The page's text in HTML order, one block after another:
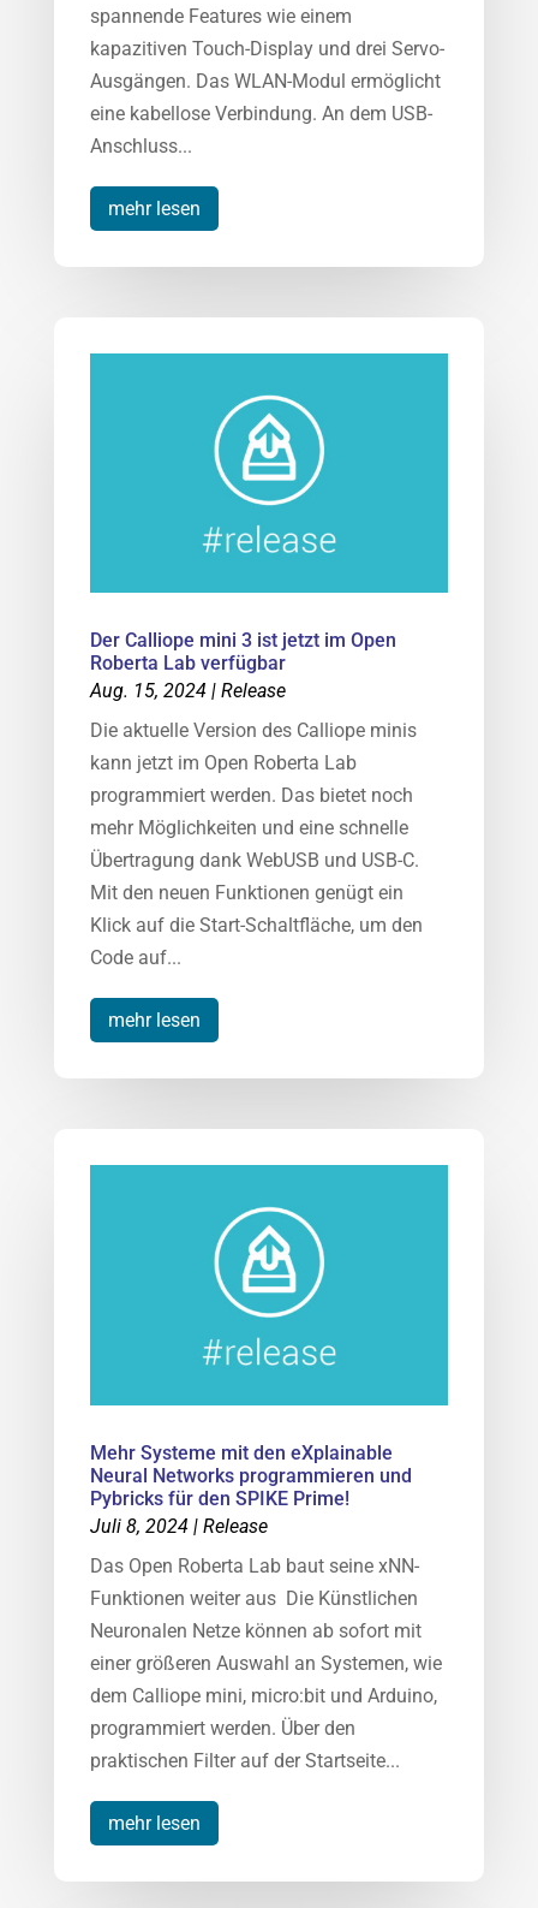
spannende Features wie einem
kapazitiven Touch-Display und drei Servo-
Ausgängen. Das WLAN-Modul ermöglicht
eine kabellose Verbindung. An dem USB-
Anschluss...
mehr lesen
Der Calliope mini 3 ist jetzt im Open
Roberta Lab verfügbar
Aug. 15, 2024| Release
Die aktuelle Version des Calliope minis
kann jetzt im Open Roberta Lab
programmiert werden. Das bietet noch
mehr Möglichkeiten und eine schnelle
Übertragung dank WebUSB und USB-C.
Mit den neuen Funktionen genügt ein
Klick auf die Start-Schaltfläche, um den
Code auf...
mehr lesen
Mehr Systeme mit den eXplainable
Neural Networks programmieren und
Pybricks für den SPIKE Prime!
Juli 8, 2024| Release
Das Open Roberta Lab baut seine xNN-
Funktionen weiter aus Die Künstlichen
Neuronalen Netze können ab sofort mit
einer größeren Auswahl an Systemen, wie
dem Calliope mini, micro:bit und Arduino,
programmiert werden. Über den
praktischen Filter auf der Startseite...
mehr lesen